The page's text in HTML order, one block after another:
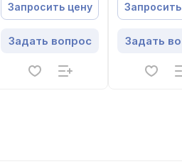
Запросить цену
Задать вопрос Задать